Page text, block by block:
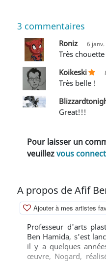
3 commentaires
Roniz 6
Très
Koikeski
Très belle !
great!!!
Pour laisser un
veuillezvous
A propos de Afif
Ajouter à mes artistes
Professeur d'arts
Ben Hamida, s'est
il y a quelques
œuvre, Nogard,